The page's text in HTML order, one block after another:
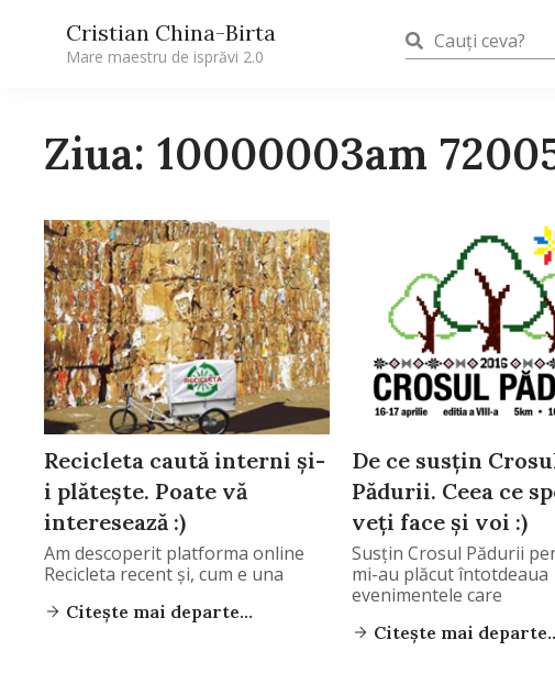
Cristian China-Birta
Mare maestru de isprăvi 2.0
Ziua: 10000003am
Recicleta caută interni și-
i plătește. Poate vă
interesează :)
Am descoperit platforma online
Recicleta recent și, cum e una
Citește mai departe...
De ce susțin
Pădurii. Ceea ce
veți face și voi :)
Susțin Crosul Pădurii
mi-au plăcut întotdeaua
evenimentele care
Citește mai